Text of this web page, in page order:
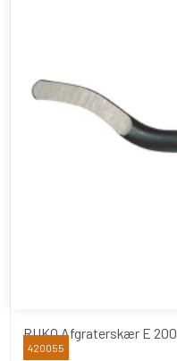
RUKO Afgraterskær E 200
RUKO
420055